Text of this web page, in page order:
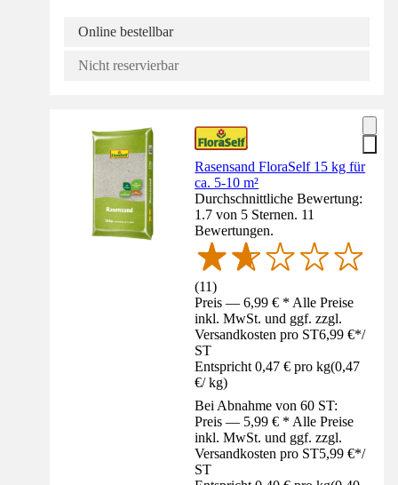
Online bestellbar
Nicht reservierbar
Rasensand FloraSelf 15 kg für
ca. 5-10 m²
Durchschnittliche Bewertung:
1.7 von 5 Sternen. 11
Bewertungen.
(11)
Preis — 6,99 € * Alle Preise
inkl. MwSt. und ggf. zzgl.
Versandkosten pro ST6,99 €*/
ST
Entspricht 0,47 € pro kg(0,47
€/ kg)
Bei Abnahme von 60 ST:
Preis — 5,99 € * Alle Preise
inkl. MwSt. und ggf. zzgl.
Versandkosten pro ST5,99 €*/
ST